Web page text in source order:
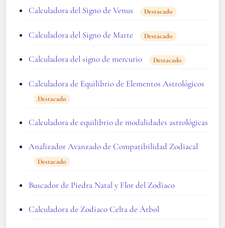
Calculadora del Signo de Venus Destacado
Calculadora del Signo de Marte Destacado
Calculadora del signo de mercurio Destacado
Calculadora de Equilibrio de Elementos Astrológicos
Destacado
Calculadora de equilibrio de modalidades astrológicas
Analizador Avanzado de Compatibilidad Zodiacal
Destacado
Buscador de Piedra Natal y Flor del Zodiaco
Calculadora de Zodiaco Celta de Árbol